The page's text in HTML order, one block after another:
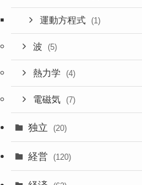
運動方程式 (1)
波 (5)
熱力学 (4)
電磁気 (7)
独立 (20)
経営 (120)